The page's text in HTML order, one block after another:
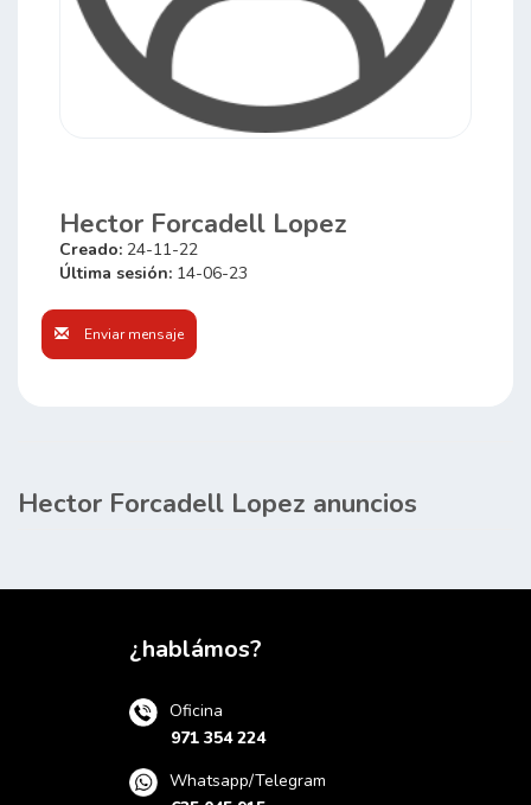
Hector Forcadell Lopez
Creado: 24-11-22
Última sesión: 14-06-23
Enviar mensaje
Hector Forcadell Lopez anuncios
¿hablámos?
Oficina
971 354 224
Whatsapp/Telegram